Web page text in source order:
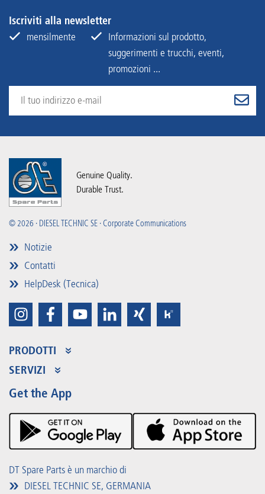
Iscriviti alla newsletter
mensilmente
Informazioni sul prodotto,
suggerimenti e trucchi, eventi,
promozioni ...
Genuine Quality.
Durable Trust.
© 2026 · DIESEL TECHNIC SE · Corporate Communications
Notizie
Contatti
HelpDesk (Tecnica)
PRODOTTI
Assortimento dei prodotti
Partner Portal
Product Promotions
SERVIZI
Vantaggi
Premium Shop
Eventi
Scaricare
Get the App
DT Spare Parts è un marchio di
DIESEL TECHNIC SE, GERMANIA